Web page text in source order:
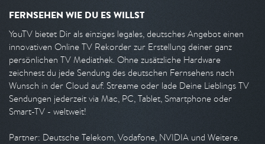
FERNSEHEN WIE DU ES WILLST
YouTV bietet Dir als einziges legales, deutsches Angebot einen
innovativen Online TV Rekorder zur Erstellung deiner ganz
persönlichen TV Mediathek. Ohne zusätzliche Hardware
zeichnest du jede Sendung des deutschen Fernsehens nach
Wunsch in der Cloud auf. Streame oder lade Deine Lieblings TV
Sendungen jederzeit via Mac, PC, Tablet, Smartphone oder
Smart-TV - weltweit!
Partner: Deutsche Telekom, Vodafone, NVIDIA und Weitere.